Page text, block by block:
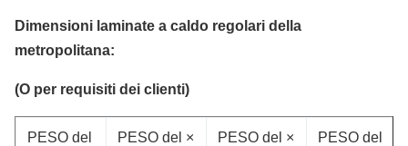
Dimensioni laminate a caldo regolari della
metropolitana:
(O per requisiti dei clienti)
PESO del
PESO del ×
PESO del ×
PESO del